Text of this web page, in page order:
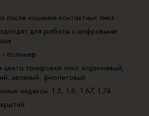
после ношения контактных линз
для работы с цифровыми
полимер
тонировки линз: коричневый,
зеленый, фиолетовый
индексы: 1.5, 1.6, 1.67, 1.74